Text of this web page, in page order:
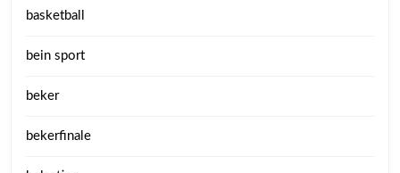
basketball
bein sport
beker
bekerfinale